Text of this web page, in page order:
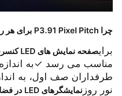
چرا P3.91 Pixel Pitch برای هر رویداد کار می کند:
برایصفحه نمایش های LED کنسرت
مناسب می رسد ✓به
طرفداران صف اول، به
نور روز نمایشگرهای LED در فضای باز